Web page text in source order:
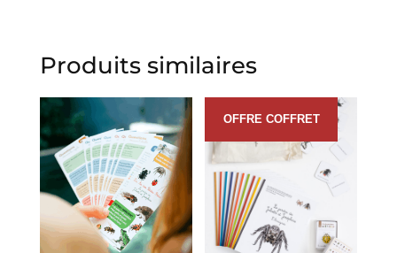
Produits similaires
Promo !
OFFRE COFFRET